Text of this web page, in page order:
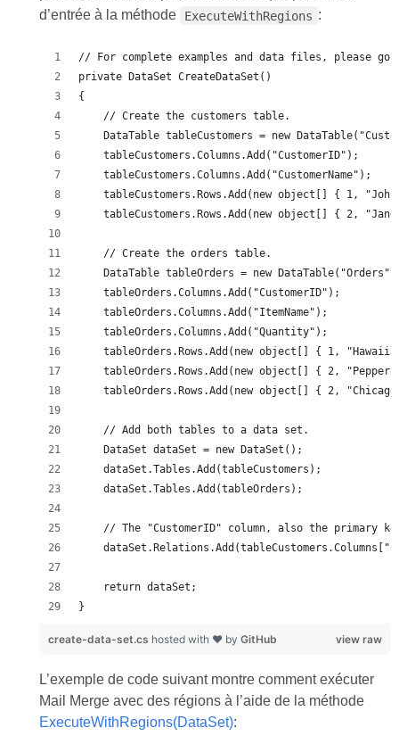
d’entrée à la méthode
ExecuteWithRegions :
}
view raw
create-data-set.cs hosted with ❤ by GitHub
L’exemple de code suivant montre comment exécuter
Mail Merge avec des régions à l’aide de la méthode
ExecuteWithRegions(DataSet):